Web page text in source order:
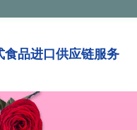
食品进口供应链服务